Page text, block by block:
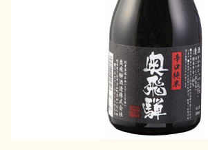
地酒解体新
お楽しみコンテンツ